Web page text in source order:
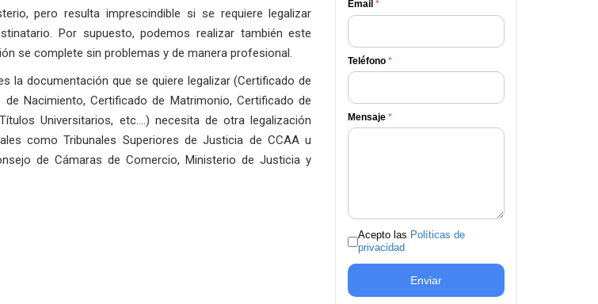
pero resulta imprescindible si se requiere legalizar
Por supuesto, podemos realizar también este
se complete sin problemas y de manera profesional.
la documentación que se quiere legalizar (Certificado de
de Nacimiento, Certificado de Matrimonio, Certificado de
Universitarios, etc.…) necesita de otra legalización
como Tribunales Superiores de Justicia de CCAA u
de Cámaras de Comercio, Ministerio de Justicia y
Email*
Teléfono*
Mensaje*
Acepto las Políticas de
privacidad
Enviar